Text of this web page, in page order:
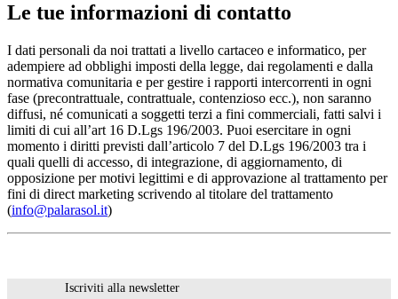
Le tue informazioni di contatto
I dati personali da noi trattati a livello cartaceo e informatico, per
adempiere ad obblighi imposti della legge, dai regolamenti e dalla
normativa comunitaria e per gestire i rapporti intercorrenti in ogni
fase (precontrattuale, contrattuale, contenzioso ecc.), non saranno
diffusi, né comunicati a soggetti terzi a fini commerciali, fatti salvi i
limiti di cui all’art 16 D.Lgs 196/2003. Puoi esercitare in ogni
momento i diritti previsti dall’articolo 7 del D.Lgs 196/2003 tra i
quali quelli di accesso, di integrazione, di aggiornamento, di
opposizione per motivi legittimi e di approvazione al trattamento per
fini di direct marketing scrivendo al titolare del trattamento
(info@palarasol.it)
Iscriviti alla newsletter